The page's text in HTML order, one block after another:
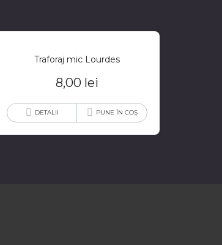
Traforaj mic Lourdes
8,00 lei
DETALII PUNE ÎN COȘ